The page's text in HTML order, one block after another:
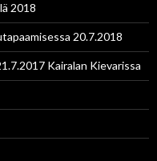
2018
20.7.2018
Kairalan Kievarissa